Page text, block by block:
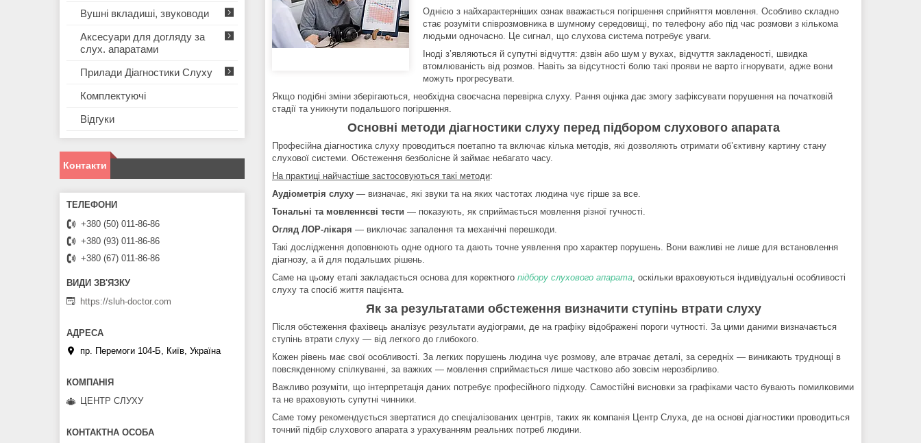
Однією з найхарактерніших ознак вважається погіршення сприйняття мовлення. Особливо складно
стає розуміти співрозмовника в шумному середовищі, по телефону або під час розмови з кількома
людьми одночасно. Це сигнал, що слухова система потребує уваги.
Іноді з’являються й супутні відчуття: дзвін або шум у вухах, відчуття закладеності, швидка
втомлюваність від розмов. Навіть за відсутності болю такі прояви не варто ігнорувати, адже вони
можуть прогресувати.
Якщо подібні зміни зберігаються, необхідна своєчасна перевірка слуху. Рання оцінка дає змогу зафіксувати порушення на початковій
стадії та уникнути подальшого погіршення.
Основні методи діагностики слуху перед підбором слухового апарата
Професійна діагностика слуху проводиться поетапно та включає кілька методів, які дозволяють отримати об’єктивну картину стану
слухової системи. Обстеження безболісне й займає небагато часу.
На практиці найчастіше застосовуються такі методи:
Аудіометрія слуху — визначає, які звуки та на яких частотах людина чує гірше за все.
Тональні та мовленнєві тести — показують, як сприймається мовлення різної гучності.
Огляд ЛОР-лікаря — виключає запалення та механічні перешкоди.
Такі дослідження доповнюють одне одного та дають точне уявлення про характер порушень. Вони важливі не лише для встановлення
діагнозу, а й для подальших рішень.
Саме на цьому етапі закладається основа для коректного підбору слухового апарата, оскільки враховуються індивідуальні особливості
слуху та спосіб життя пацієнта.
Як за результатами обстеження визначити ступінь втрати слуху
Після обстеження фахівець аналізує результати аудіограми, де на графіку відображені пороги чутності. За цими даними визначається
ступінь втрати слуху — від легкого до глибокого.
Кожен рівень має свої особливості. За легких порушень людина чує розмову, але втрачає деталі, за середніх — виникають труднощі в
повсякденному спілкуванні, за важких — мовлення сприймається лише частково або зовсім нерозбірливо.
Важливо розуміти, що інтерпретація даних потребує професійного підходу. Самостійні висновки за графіками часто бувають помилковими
та не враховують супутні чинники.
Саме тому рекомендується звертатися до спеціалізованих центрів, таких як компанія Центр Слуха, де на основі діагностики проводиться
точний підбір слухового апарата з урахуванням реальних потреб людини.
Вушні вкладиші, звуководи
Аксесуари для догляду за
слух. апаратами
Прилади Діагностики Слуху
Комплектуючі
Відгуки
Контакти
+380 (50) 011-86-86
+380 (93) 011-86-86
+380 (67) 011-86-86
https://sluh-doctor.com
пр. Перемоги 104-Б, Київ, Україна
ЦЕНТР СЛУХУ